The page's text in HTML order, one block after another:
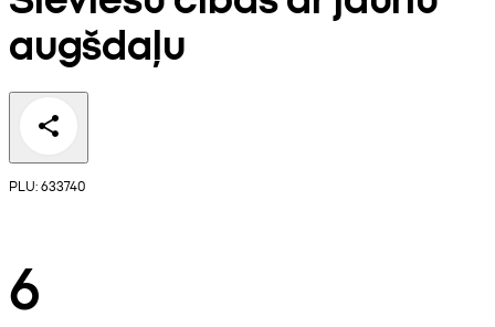
augšdaļu
PLU: 633740
6